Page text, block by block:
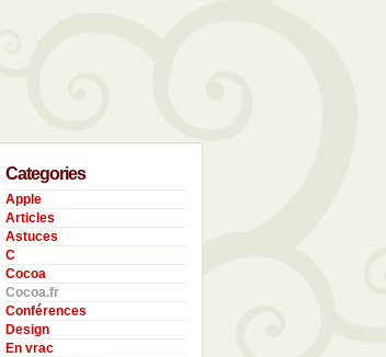
Categories
Apple
Articles
Astuces
C
Cocoa
Cocoa.fr
Conférences
Design
En vrac